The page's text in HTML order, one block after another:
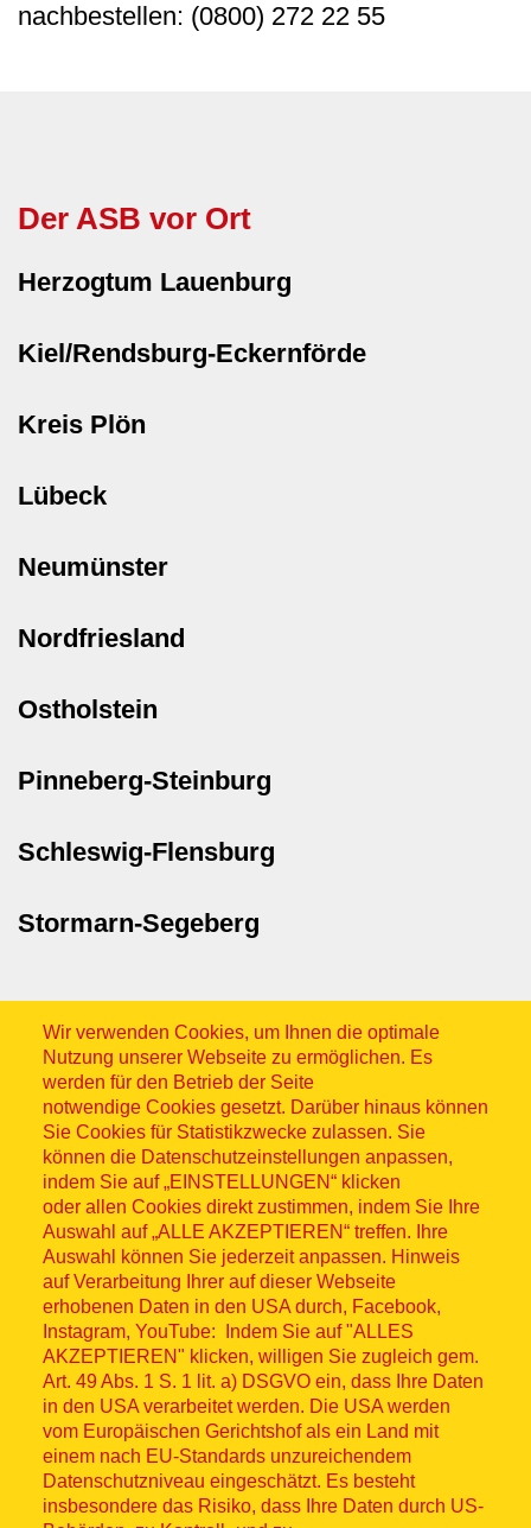
nachbestellen: (0800) 272 22 55
Der ASB vor Ort
Herzogtum Lauenburg
Kiel/Rendsburg-Eckernförde
Kreis Plön
Lübeck
Neumünster
Nordfriesland
Ostholstein
Pinneberg-Steinburg
Schleswig-Flensburg
Stormarn-Segeberg
Wir verwenden Cookies, um Ihnen die optimale
Nutzung unserer Webseite zu ermöglichen. Es
werden für den Betrieb der Seite
notwendige Cookies gesetzt. Darüber hinaus können
Sie Cookies für Statistikzwecke zulassen. Sie
können die Datenschutzeinstellungen anpassen,
indem Sie auf „EINSTELLUNGEN“ klicken
oder allen Cookies direkt zustimmen, indem Sie Ihre
Auswahl auf „ALLE AKZEPTIEREN“ treffen. Ihre
Auswahl können Sie jederzeit anpassen. Hinweis
auf Verarbeitung Ihrer auf dieser Webseite
erhobenen Daten in den USA durch, Facebook,
Instagram, YouTube: Indem Sie auf "ALLES
AKZEPTIEREN" klicken, willigen Sie zugleich gem.
Art. 49 Abs. 1 S. 1 lit. a) DSGVO ein, dass Ihre Daten
in den USA verarbeitet werden. Die USA werden
vom Europäischen Gerichtshof als ein Land mit
einem nach EU-Standards unzureichendem
Datenschutzniveau eingeschätzt. Es besteht
insbesondere das Risiko, dass Ihre Daten durch US-
Sitemap
© ASB 2026
Fußzeilenmenü
Impressum
Datenschutz
Kontakt
Hinweisgebersystem